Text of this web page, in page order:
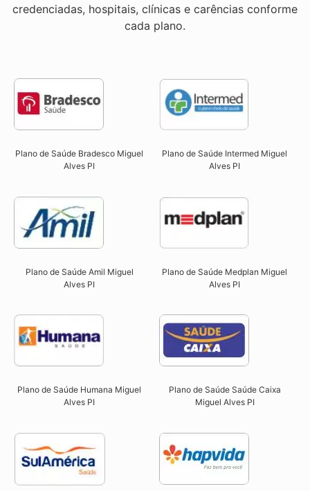
credenciadas, hospitais, clínicas e carências conforme
cada plano.
Plano de Saúde Bradesco Miguel
Alves PI
Plano de Saúde Intermed Miguel
Alves PI
Plano de Saúde Amil Miguel
Alves PI
Plano de Saúde Medplan Miguel
Alves PI
Plano de Saúde Humana Miguel
Alves PI
Plano de Saúde Saúde Caixa
Miguel Alves PI​